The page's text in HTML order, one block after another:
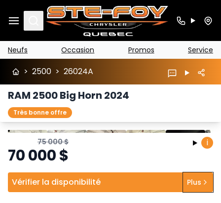
Search
Neufs Occasion Promos Service
> 2500 > 26024A
RAM 2500 Big Horn 2024
Très bonne offre
ArrêterPrécédent
Suivant
75 000$
70 000$
i
Vérifier la disponibilité Plus